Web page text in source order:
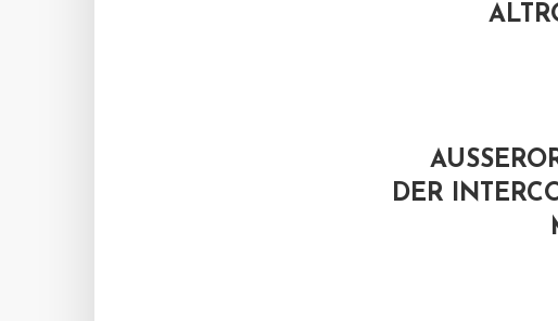
DER